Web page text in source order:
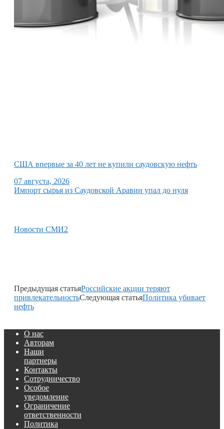
США впервые за 40 лет не купили саудовскую нефть
07 августа, 2026
Импорт сырья из Саудовской Аравии упал до нуля
Новости СМИ2
Предыдущая статьяРоссийские акции теряют
привлекательностьСледующая статьяПолитика убивает
нефть
О нас
Авторам
Наши
партнеры
Контакты
Сотрудничество
Особое
уведомление
Ограничение
ответственности
Политика